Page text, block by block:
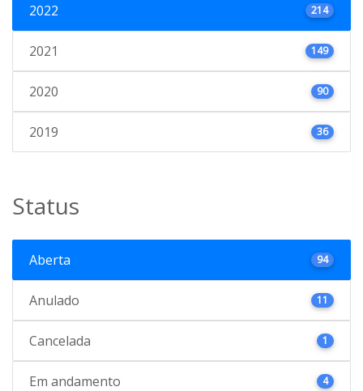
2022 214
2021 149
2020 90
2019 36
Status
Aberta 94
Anulado 11
Cancelada 1
Em andamento 4